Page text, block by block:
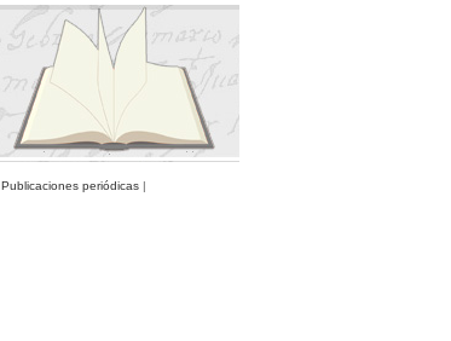
Publicaciones periódicas |